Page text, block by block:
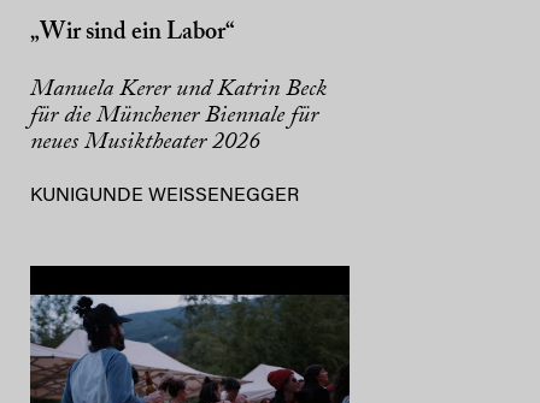
„Wir sind ein Labor“
Manuela Kerer und Katrin Beck
für die Münchener Biennale für
neues Musiktheater 2026
KUNIGUNDE WEISSENEGGER